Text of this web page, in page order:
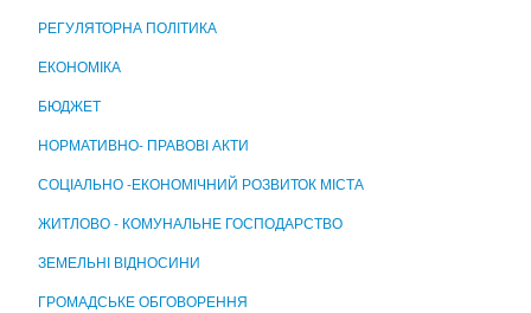
КОМУНАЛЬНІ ПІДПРИЄМСТВА, УСТАНОВИ ТА ЗАКЛАДИ
МІСЬКА ВИБОРЧА КОМІСІЯ
ЦЕНТР НАДАННЯ АДМІНІСТРАТИВНИХ ПОСЛУГ
РЕГУЛЯТОРНА ПОЛІТИКА
ЕКОНОМІКА
БЮДЖЕТ
НОРМАТИВНО- ПРАВОВІ АКТИ
СОЦІАЛЬНО -ЕКОНОМІЧНИЙ РОЗВИТОК МІСТА
ЖИТЛОВО - КОМУНАЛЬНЕ ГОСПОДАРСТВО
ЗЕМЕЛЬНІ ВІДНОСИНИ
ГРОМАДСЬКЕ ОБГОВОРЕННЯ